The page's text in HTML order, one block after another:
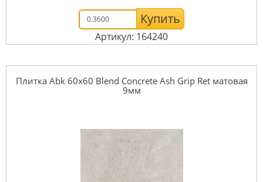
Купить
Артикул: 164240
Плитка Abk 60x60 Blend Concrete Ash Grip Ret матовая
9мм